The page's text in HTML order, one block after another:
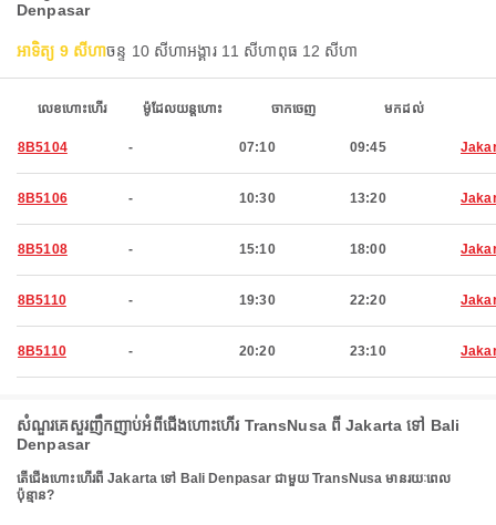
Denpasar
អាទិត្យ 9 សីហាចន្ទ 10 សីហាអង្គារ 11 សីហាពុធ 12 សីហា
លេខហោះហើរ ម៉ូដែលយន្តហោះ ចាកចេញ មកដល់
8B5104 - 07:10 09:45
8B5106 - 10:30 13:20
8B5108 - 15:10 18:00
8B5110 - 19:30 22:20
8B5110 - 20:20 23:10
សំណួរគេសួរញឹកញាប់អំពីជើងហោះហើរ TransNusa ពី Jakarta ទៅ Bali
Denpasar
តើជើងហោះហើរពី Jakarta ទៅ Bali Denpasar ជាមួយ TransNusa មានរយៈពេល
ប៉ុន្មាន?